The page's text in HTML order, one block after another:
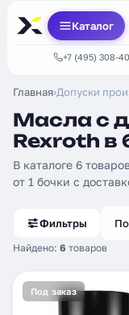
Каталог
+7 (495) 308-
Главная›Допуски
Масла с
Rexroth в
В каталоге 6
от 1 бочки с
Фильтры
Найдено: 6 товаров
Под заказ